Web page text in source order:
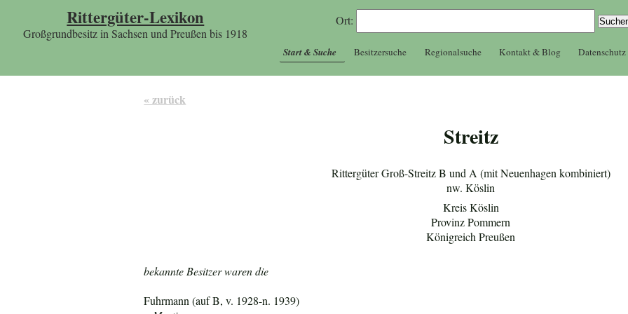
Rittergüter-Lexikon
Großgrundbesitz in Sachsen und Preußen bis 1918
Ort:
Start & Suche Besitzersuche Regionalsuche Kontakt & Blog Datenschutz
« zurück
Streitz
Rittergüter Groß-Streitz B und A (mit Neuenhagen kombiniert)
nw. Köslin
Kreis Köslin
Provinz Pommern
Königreich Preußen
bekannte Besitzer waren die
Fuhrmann (auf B, v. 1928-n. 1939)